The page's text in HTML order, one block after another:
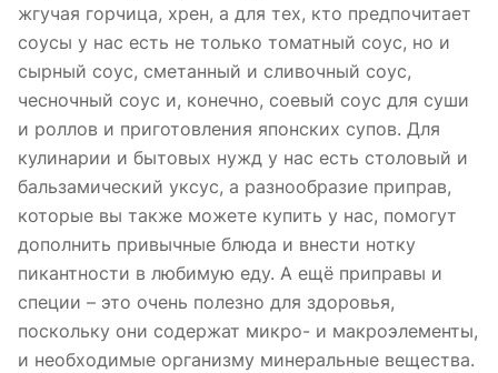
жгучая горчица, хрен, а для тех, кто предпочитает
соусы у нас есть не только томатный соус, но и
сырный соус, сметанный и сливочный соус,
чесночный соус и, конечно, соевый соус для суши
и роллов и приготовления японских супов. Для
кулинарии и бытовых нужд у нас есть столовый и
бальзамический уксус, а разнообразие приправ,
которые вы также можете купить у нас, помогут
дополнить привычные блюда и внести нотку
пикантности в любимую еду. А ещё приправы и
специи – это очень полезно для здоровья,
поскольку они содержат микро- и макроэлементы,
и необходимые организму минеральные вещества.